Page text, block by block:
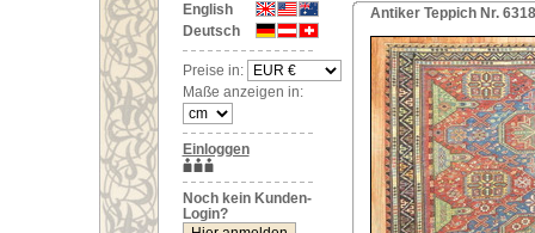
English
Deutsch
Preise in:
Maße anzeigen in:
Einloggen
Noch kein Kunden-
Login?
Antiker Teppich Nr.